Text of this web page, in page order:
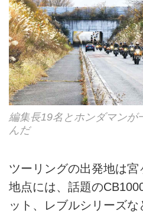
編集長19名とホンダマンが
んだ
ツーリングの出発地は宮
地点には、話題の
ット、レブルシリーズ